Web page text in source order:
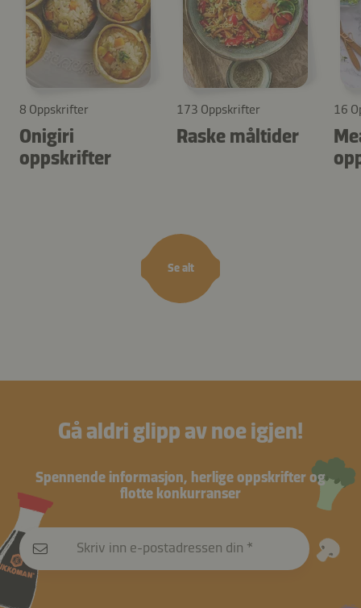
Se alt
8 Oppskrifter
Onigiri
oppskrifter
173 Oppskrifter
Raske måltider
16
Gå aldri glipp av noe igjen!
Spennende informasjon, herlige oppskrifter og
flotte konkurranser
Skriv inn e-postadressen din